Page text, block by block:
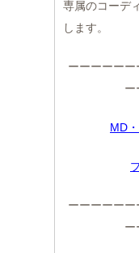
専属のコーデ
します。
ーーーーー
ー
MD
ーーーーー
ー